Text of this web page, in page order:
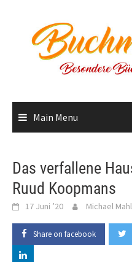
content
Main Menu
Das verfallene
Ruud Koopmans
17 Juni ’20 Michael
Share on facebook